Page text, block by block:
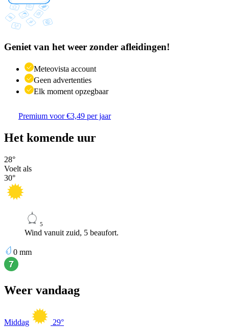
Geniet van het weer zonder afleidingen!
Meteovista account
Geen advertenties
Elk moment opzegbaar
Premium voor €3,49 per jaar
Het komende uur
28°
Voelt als
30°
5
Wind vanuit zuid, 5 beaufort.
0 mm
Weer vandaag
Middag 29°